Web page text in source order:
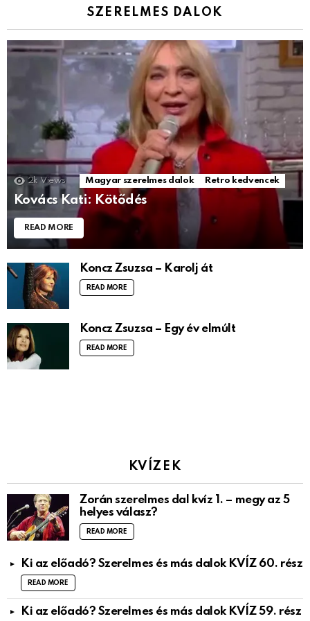
SZERELMES DALOK
2k Views Magyar szerelmes dalok Retro kedvencek
Kovács Kati: Kötődés
READ MORE
Koncz Zsuzsa – Karolj át
READ MORE
Koncz Zsuzsa – Egy év elmúlt
READ MORE
KVÍZEK
Zorán szerelmes dal kvíz 1. – megy az 5
helyes válasz?
READ MORE
Ki az előadó? Szerelmes és más dalok KVÍZ 60. rész
READ MORE
Ki az előadó? Szerelmes és más dalok KVÍZ 59. rész